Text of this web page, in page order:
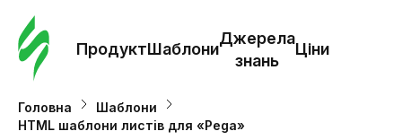
ПродуктШаблони
Джерела
знань
Ціни
Головна
Шаблони
HTML шаблони листів для «Pega»